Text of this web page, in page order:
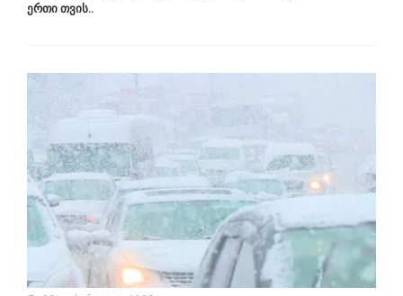
ერთი თვის..